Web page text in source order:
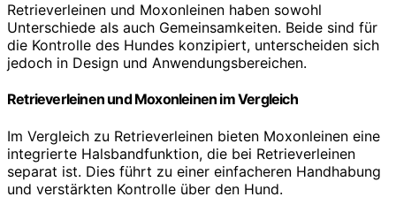
Retrieverleinen und Moxonleinen haben sowohl
Unterschiede als auch Gemeinsamkeiten. Beide sind für
die Kontrolle des Hundes konzipiert, unterscheiden sich
jedoch in Design und Anwendungsbereichen.
Retrieverleinen und Moxonleinen im Vergleich
Im Vergleich zu Retrieverleinen bieten Moxonleinen eine
integrierte Halsbandfunktion, die bei Retrieverleinen
separat ist. Dies führt zu einer einfacheren Handhabung
und verstärkten Kontrolle über den Hund.